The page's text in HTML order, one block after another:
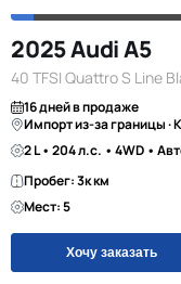
2025 Audi A5
40 TFSI Quattro S Line
16 дней в продаже
Импорт из-за границы ·
2 L • 204 л.с. • 4WD •
Пробег: 3к км
Мест: 5
Хочу заказать